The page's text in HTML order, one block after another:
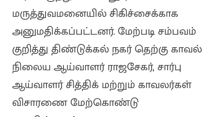
மருத்துவமனையில் சிகிச்சைக்காக
அனுமதிக்கப்பட்டனர். மேற்படி சம்பவம்
குறித்து திண்டுக்கல் நகர் தெற்கு காவல்
நிலைய ஆய்வாளர் ராஜசேகர், சார்பு
ஆய்வாளர் சித்திக் மற்றும் காவலர்கள்
விசாரணை மேற்கொண்டு